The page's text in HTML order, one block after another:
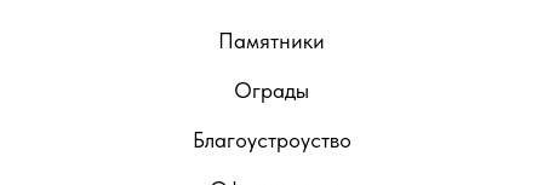
Памятники
Ограды
Благоустроуство